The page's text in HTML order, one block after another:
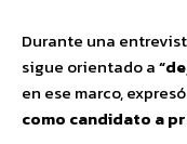
Durante una
sigue orientado a
en ese marco,
como candidato a